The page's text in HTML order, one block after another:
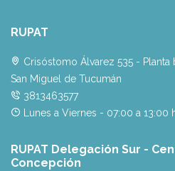
RUPAT
Crisóstomo Álvarez 535 - Planta
San Miguel de Tucumán
3813463577
Lunes a Viernes - 07:00 a 13:00
RUPAT Delegación Sur -
Concepción